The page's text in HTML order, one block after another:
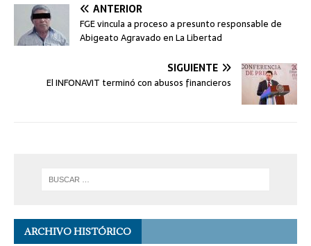
ANTERIOR
FGE vincula a proceso a presunto responsable de
Abigeato Agravado en La Libertad
SIGUIENTE
El INFONAVIT terminó con abusos financieros
ARCHIVO HISTÓRICO